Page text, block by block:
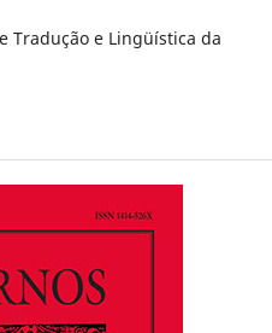
Tradução e Lingüística da